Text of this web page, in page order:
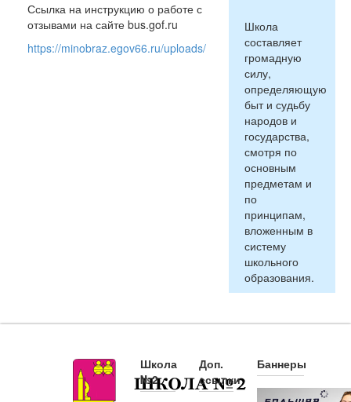
Ссылка на инструкцию о работе с
отзывами на сайте bus.gof.ru
https://minobraz.egov66.ru/uploads/
Школа
составляет
громадную
силу,
определяющую
быт и судьбу
народов и
государства,
смотря по
основным
предметам и
по
принципам,
вложенным в
систему
школьного
образования.
Школа
№2
Доп.
ссылки
Баннеры